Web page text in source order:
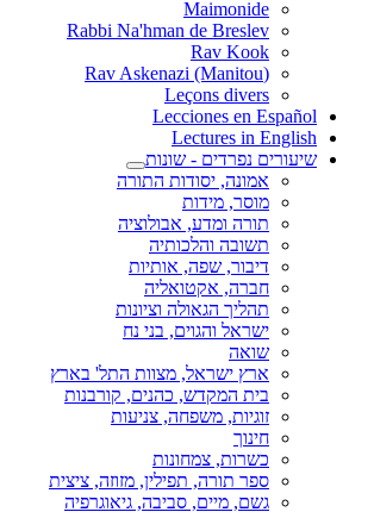
Maimonide
Rabbi Na'hman de Breslev
Rav Kook
(Rav Askenazi (Manitou
Leçons divers
Lecciones en Español
Lectures in English
שיעורים נפרדים - שונות
אמונה, יסודות התורה
מוסר, מידות
תורה ומדע, אבולוציה
תשובה והלכותיה
דיבור, שפה, אותיות
חברה, אקטואליה
תהליך הגאולה וציונות
ישראל והגוים, בני נח
שואה
ארץ ישראל, מצוות התל' בארץ
בית המקדש, כהנים, קורבנות
זוגיות, משפחה, צניעות
חינוך
כשרות, צמחונות
ספר תורה, תפילין, מזוזה, ציצית
גשם, מיים, סביבה, גיאוגרפיה